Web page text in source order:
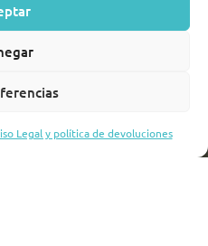
Legal y política de devoluciones